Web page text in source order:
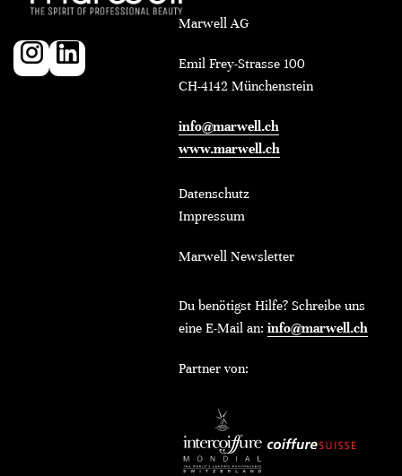
Marwell AG
Emil Frey-Strasse 100
CH-4142 Münchenstein
info@marwell.ch
www.marwell.ch
Datenschutz
Impressum
Marwell Newsletter
Du benötigst Hilfe? Schreibe uns
eine E-Mail an: info@marwell.ch
Partner von: